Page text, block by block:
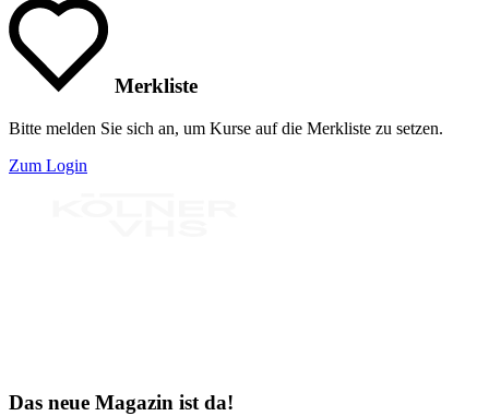
Merkliste
Bitte melden Sie sich an, um Kurse auf die Merkliste zu setzen.
Zum Login
Das neue Magazin ist da!